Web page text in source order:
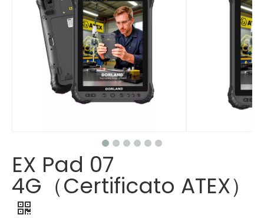
EX Pad 07
4G（Certificato ATEX）